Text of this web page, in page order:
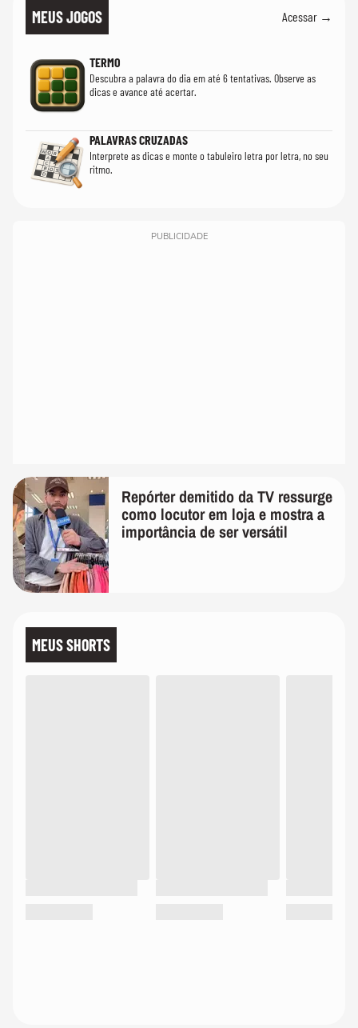
MEUS JOGOS Acessar →
TERMO
Descubra a palavra do dia em até 6 tentativas. Observe as
dicas e avance até acertar.
PALAVRAS CRUZADAS
Interprete as dicas e monte o tabuleiro letra por letra, no seu
ritmo.
PUBLICIDADE
Repórter demitido da TV ressurge
como locutor em loja e mostra a
importância de ser versátil
MEUS SHORTS